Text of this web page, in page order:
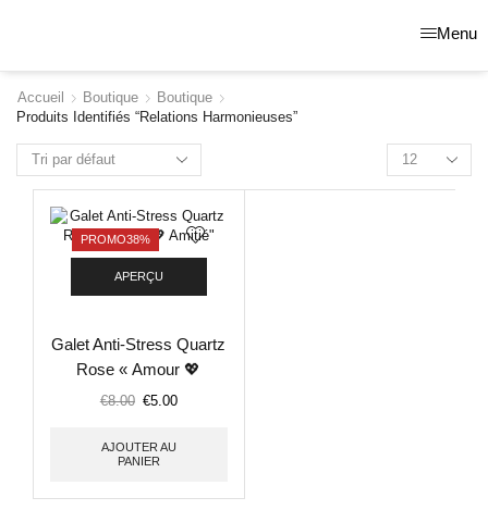
Menu
Accueil Boutique
Boutique
Produits Identifiés “relations Harmonieuses”
PROMO38%
APERÇU
Galet Anti-Stress Quartz
Rose « Amour 💖
Amitié »
€8.00 €5.00
AJOUTER AU
PANIER